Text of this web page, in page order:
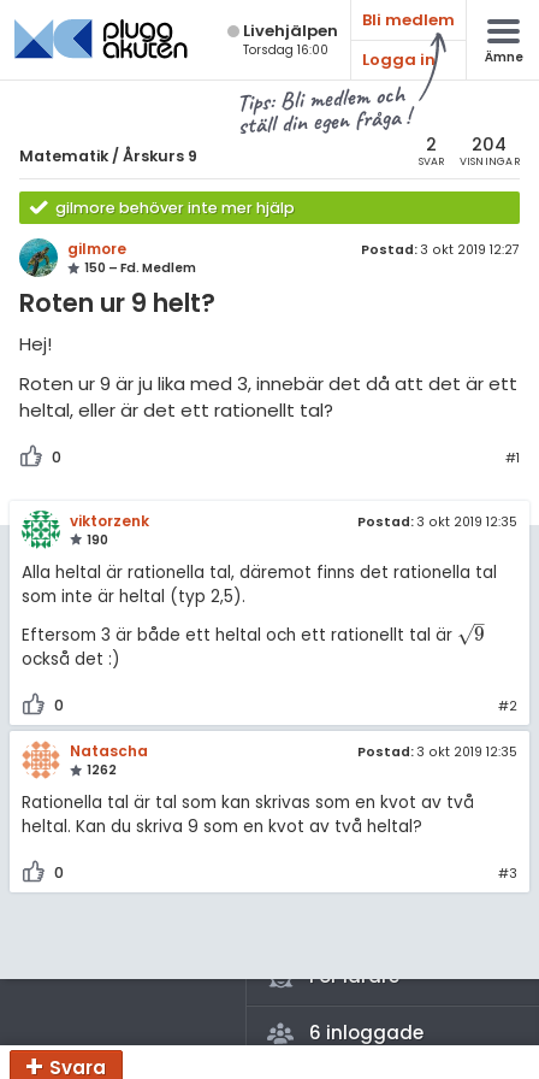
Live­hjälpen
Torsdag 16:00
Bli medlem
Logga in
Ämne
Tips: Bli medlem och
ställ din egen fråga !
Matematik /Årskurs 9 2
SVAR
204
VISNINGAR
gilmore behöver inte mer hjälp
gilmore
150 – Fd. Medlem
Postad: 3 okt 2019 12:27
Roten ur 9 helt?
Hej!
Roten ur 9 är ju lika med 3, innebär det då att det är ett
heltal, eller är det ett rationellt tal?
0 #1
viktorzenk
190
Postad: 3 okt 2019 12:35
Alla heltal är rationella tal, däremot finns det rationella tal
som inte är heltal (typ 2,5).
Eftersom 3 är både ett heltal och ett rationellt tal är
9
–
√
9
också det :)
0 #2
Natascha
1262
Postad: 3 okt 2019 12:35
Rationella tal är tal som kan skrivas som en kvot av två
heltal. Kan du skriva 9 som en kvot av två heltal?
0 #3
Svara
Alla ämnen
Matematik
Alla trådar
Årskurs 7
Matte 2
Inför högskolan
Universitet
Allmänna diskussioner
Livehjälpen
För lärare
6 inloggade
& Bygg
ämnen
diskussioner